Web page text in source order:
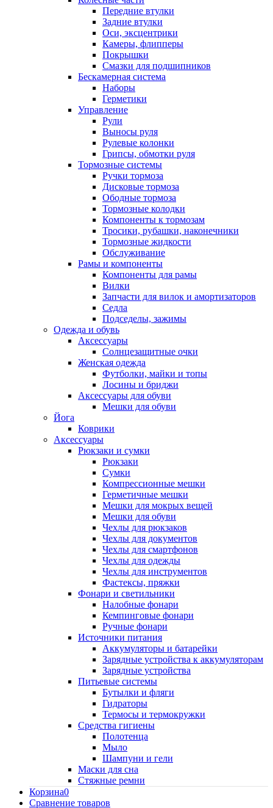
Передние втулки
Задние втулки
Оси, эксцентрики
Камеры, флипперы
Покрышки
Смазки для подшипников
Бескамерная система
Наборы
Герметики
Управление
Рули
Выносы руля
Рулевые колонки
Грипсы, обмотки руля
Тормозные системы
Ручки тормоза
Дисковые тормоза
Ободные тормоза
Тормозные колодки
Компоненты к тормозам
Тросики, рубашки, наконечники
Тормозные жидкости
Обслуживание
Рамы и компоненты
Компоненты для рамы
Вилки
Запчасти для вилок и амортизаторов
Седла
Подседелы, зажимы
Одежда и обувь
Аксессуары
Солнцезащитные очки
Женская одежда
Футболки, майки и топы
Лосины и бриджи
Аксессуары для обуви
Мешки для обуви
Йога
Коврики
Аксессуары
Рюкзаки и сумки
Рюкзаки
Сумки
Компрессионные мешки
Герметичные мешки
Мешки для мокрых вещей
Мешки для обуви
Чехлы для рюкзаков
Чехлы для документов
Чехлы для смартфонов
Чехлы для одежды
Чехлы для инструментов
Фастексы, пряжки
Фонари и светильники
Налобные фонари
Кемпинговые фонари
Ручные фонари
Источники питания
Аккумуляторы и батарейки
Зарядные устройства к аккумуляторам
Зарядные устройства
Питьевые системы
Бутылки и фляги
Гидраторы
Термосы и термокружки
Средства гигиены
Полотенца
Мыло
Шампуни и гели
Маски для сна
Стяжные ремни
Корзина0
Сравнение товаров